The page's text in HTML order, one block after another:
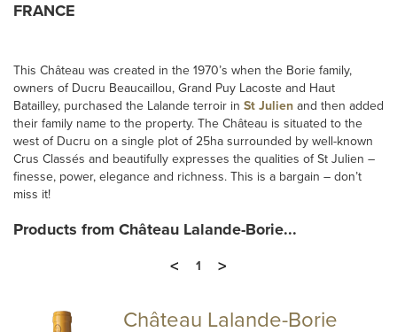
FRANCE
This Château was created in the 1970’s when the Borie family,
owners of Ducru Beaucaillou, Grand Puy Lacoste and Haut
Batailley, purchased the Lalande terroir in St Julien and then added
their family name to the property. The Château is situated to the
west of Ducru on a single plot of 25ha surrounded by well-known
Crus Classés and beautifully expresses the qualities of St Julien –
finesse, power, elegance and richness. This is a bargain – don’t
miss it!
Products from Château Lalande-Borie...
<
1 >
Château Lalande-Borie